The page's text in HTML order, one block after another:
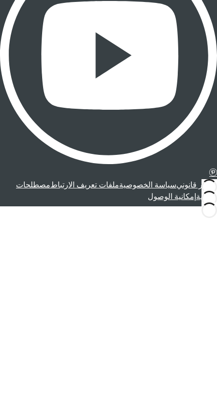
إشعار قانونيسياسة الخصوصيةملفات تعريف الارتباطمصطلحات
قانونية إمكانية الوصول